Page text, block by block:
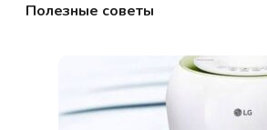
Полезные советы